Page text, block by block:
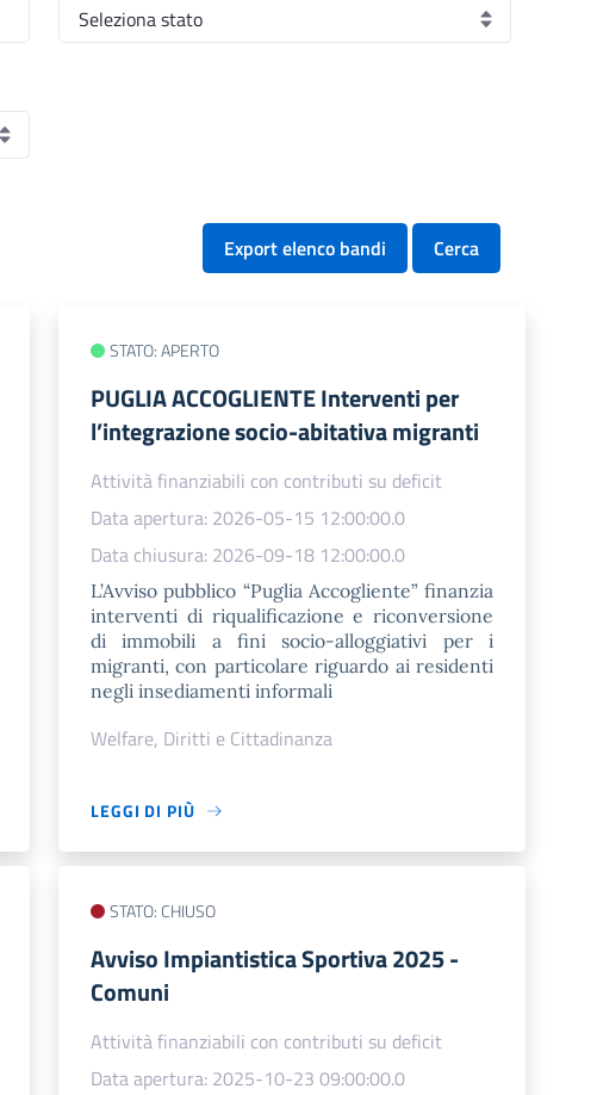
Export elenco bandi Cerca
STATO: APERTO
PUGLIA ACCOGLIENTE Interventi per
l’integrazione socio-abitativa migranti
Attività finanziabili con contributi su deficit
Data apertura: 2026-05-15 12:00:00.0
Data chiusura: 2026-09-18 12:00:00.0
L’Avviso pubblico “Puglia Accogliente” finanzia
interventi di riqualificazione e riconversione
di immobili a fini socio-alloggiativi per i
migranti, con particolare riguardo ai residenti
negli insediamenti informali
Welfare, Diritti e Cittadinanza
LEGGI DI PIÙ
STATO: CHIUSO
Avviso Impiantistica Sportiva 2025 -
Comuni
Attività finanziabili con contributi su deficit
Data apertura: 2025-10-23 09:00:00.0